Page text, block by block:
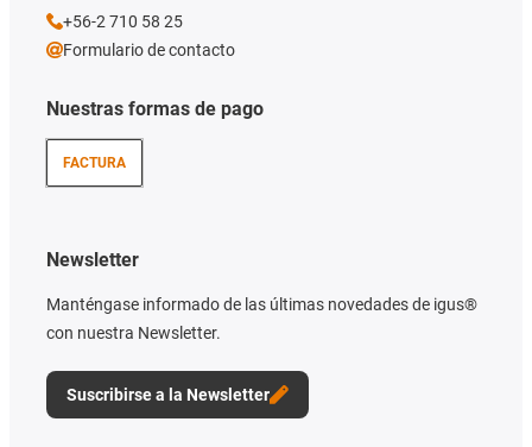
Nuestras formas de pago
FACTURA
Newsletter
Manténgase informado de las últimas novedades de igus®
con nuestra Newsletter.
Suscribirse a la Newsletter
+56-2 710 58 25
Formulario de contacto